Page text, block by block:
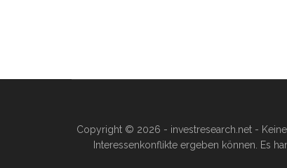
Copyright © 2026 - investresearch.net -
Interessenkonflikte ergeben können. Es